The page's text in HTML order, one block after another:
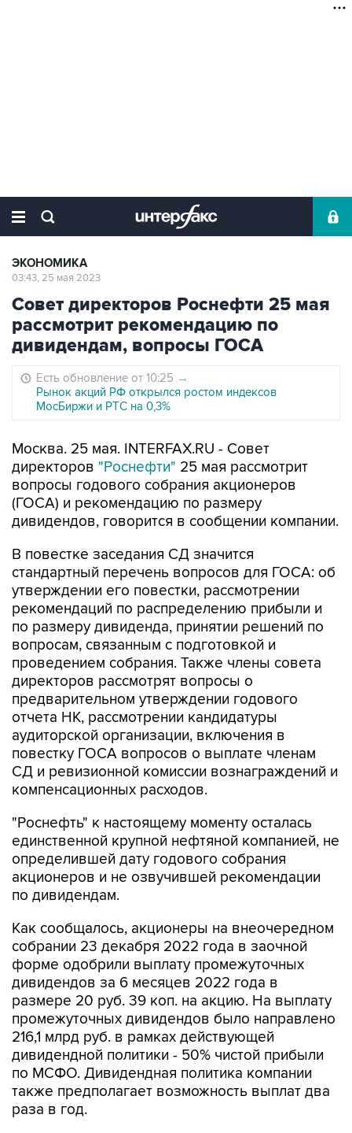
ЭКОНОМИКА
03:43, 25 мая 2023
Совет директоров Роснефти 25 мая
рассмотрит рекомендацию по
дивидендам, вопросы ГОСА
Есть обновление от 10:25 →
Рынок акций РФ открылся ростом индексов
МосБиржи и РТС на 0,3%
Москва. 25 мая. INTERFAX.RU - Совет
директоров "Роснефти" 25 мая рассмотрит
вопросы годового собрания акционеров
(ГОСА) и рекомендацию по размеру
дивидендов, говорится в сообщении компании.
В повестке заседания СД значится
стандартный перечень вопросов для ГОСА: об
утверждении его повестки, рассмотрении
рекомендаций по распределению прибыли и
по размеру дивиденда, принятии решений по
вопросам, связанным с подготовкой и
проведением собрания. Также члены совета
директоров рассмотрят вопросы о
предварительном утверждении годового
отчета НК, рассмотрении кандидатуры
аудиторской организации, включения в
повестку ГОСА вопросов о выплате членам
СД и ревизионной комиссии вознаграждений и
компенсационных расходов.
"Роснефть" к настоящему моменту осталась
единственной крупной нефтяной компанией, не
определившей дату годового собрания
акционеров и не озвучившей рекомендации
по дивидендам.
Как сообщалось, акционеры на внеочередном
собрании 23 декабря 2022 года в заочной
форме одобрили выплату промежуточных
дивидендов за 6 месяцев 2022 года в
размере 20 руб. 39 коп. на акцию. На выплату
промежуточных дивидендов было направлено
216,1 млрд руб. в рамках действующей
дивидендной политики - 50% чистой прибыли
по МСФО. Дивидендная политика компании
также предполагает возможность выплат два
раза в год.